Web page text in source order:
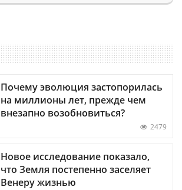
Почему эволюция застопорилась
на миллионы лет, прежде чем
внезапно возобновиться?
2479
Новое исследование показало,
что Земля постепенно заселяет
Венеру жизнью